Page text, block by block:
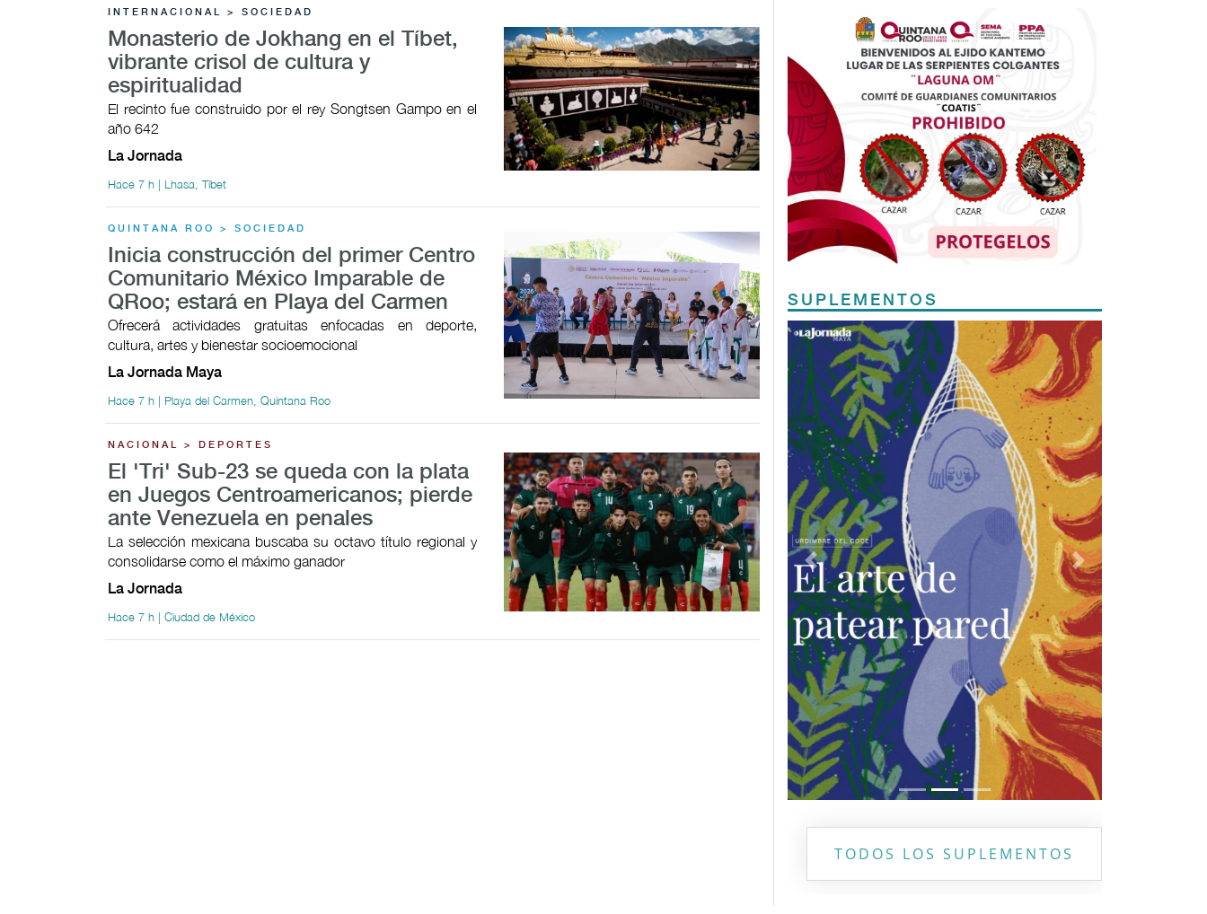
INTERNACIONAL > SOCIEDAD
Monasterio de Jokhang en el Tíbet,
vibrante crisol de cultura y
espiritualidad
El recinto fue construido por el rey Songtsen Gampo en el
año 642
La Jornada
Hace 7 h | Lhasa, Tíbet
QUINTANA ROO > SOCIEDAD
Inicia construcción del primer Centro
Comunitario México Imparable de
QRoo; estará en Playa del Carmen
Ofrecerá actividades gratuitas enfocadas en deporte,
cultura, artes y bienestar socioemocional
La Jornada Maya
Hace 7 h | Playa del Carmen, Quintana Roo
NACIONAL > DEPORTES
El 'Tri' Sub-23 se queda con la plata
en Juegos Centroamericanos; pierde
ante Venezuela en penales
La selección mexicana buscaba su octavo título regional y
consolidarse como el máximo ganador
La Jornada
Hace 7 h | Ciudad de México
SUPLEMENTOS
Previous Next
TODOS LOS SUPLEMENTOS